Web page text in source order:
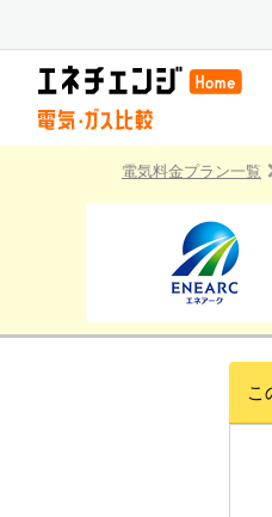
電気料金プラン一覧
こ